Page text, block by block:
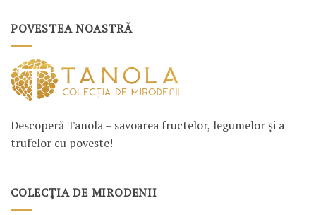
POVESTEA NOASTRĂ
Descoperă Tanola – savoarea fructelor, legumelor și a
trufelor cu poveste!
COLECȚIA DE MIRODENII